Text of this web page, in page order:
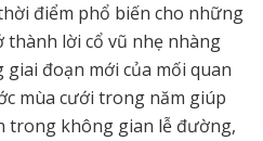
điểm phổ biến cho những
thành lời cổ vũ nhẹ nhàng
đoạn mới của mối quan
mùa cưới trong năm giúp
trong không gian lễ đường,